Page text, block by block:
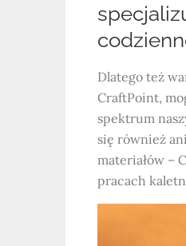
Dlatego też
CraftPoint,
spektrum
się również
materiałów –
pracach